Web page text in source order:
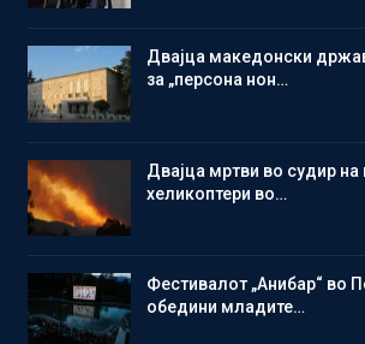
Двајца македонски
за „персона нон…
Двајца мртви во судир
хеликоптери во…
Фестивалот „Анибар“ во
обедини младите…